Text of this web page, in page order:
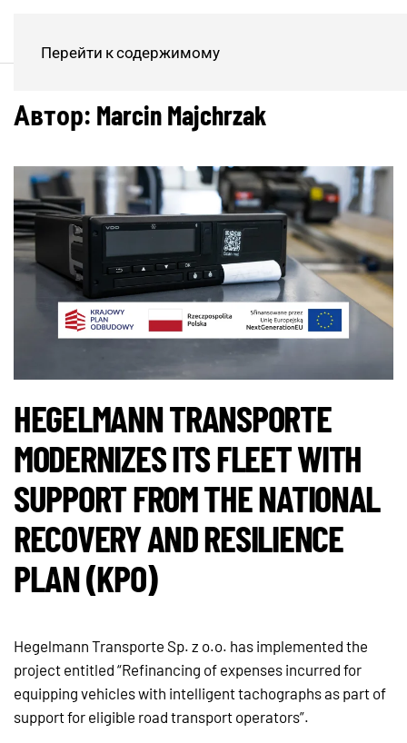
Перейти к содержимому
Автор: Marcin Majchrzak
HEGELMANN TRANSPORTE
MODERNIZES ITS FLEET WITH
SUPPORT FROM THE NATIONAL
RECOVERY AND RESILIENCE
PLAN (KPO)
Hegelmann Transporte Sp. z o.o. has implemented the
project entitled “Refinancing of expenses incurred for
equipping vehicles with intelligent tachographs as part of
support for eligible road transport operators”.